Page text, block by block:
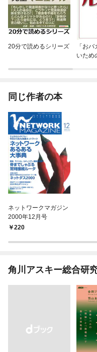
20分で読めるシリーズ
「お
いた
同じ作者の本
ネットワークマガジン
2000年12月号
220
角川アスキー総合研